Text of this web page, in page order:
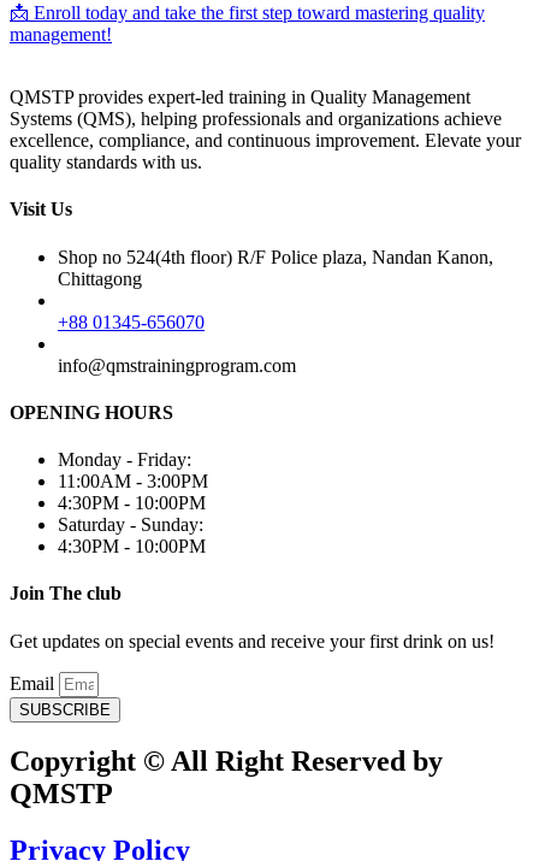
📩 Enroll today and take the first step toward mastering quality
management!
QMSTP provides expert-led training in Quality Management
Systems (QMS), helping professionals and organizations achieve
excellence, compliance, and continuous improvement. Elevate your
quality standards with us.
Visit Us
Shop no 524(4th floor) R/F Police plaza, Nandan Kanon,
Chittagong
+88 01345-656070
info@qmstrainingprogram.com
OPENING HOURS
Monday - Friday:
11:00AM - 3:00PM
4:30PM - 10:00PM
Saturday - Sunday:
4:30PM - 10:00PM
Join The club
Get updates on special events and receive your first drink on us!
Email
SUBSCRIBE
Copyright © All Right Reserved by
QMSTP
Privacy Policy